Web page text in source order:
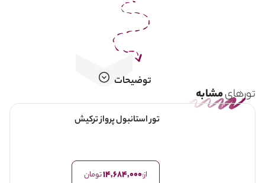
توضیحات
تورهایمشابه
تور استانبول پرواز ترکیش
از:14,684,000تومان